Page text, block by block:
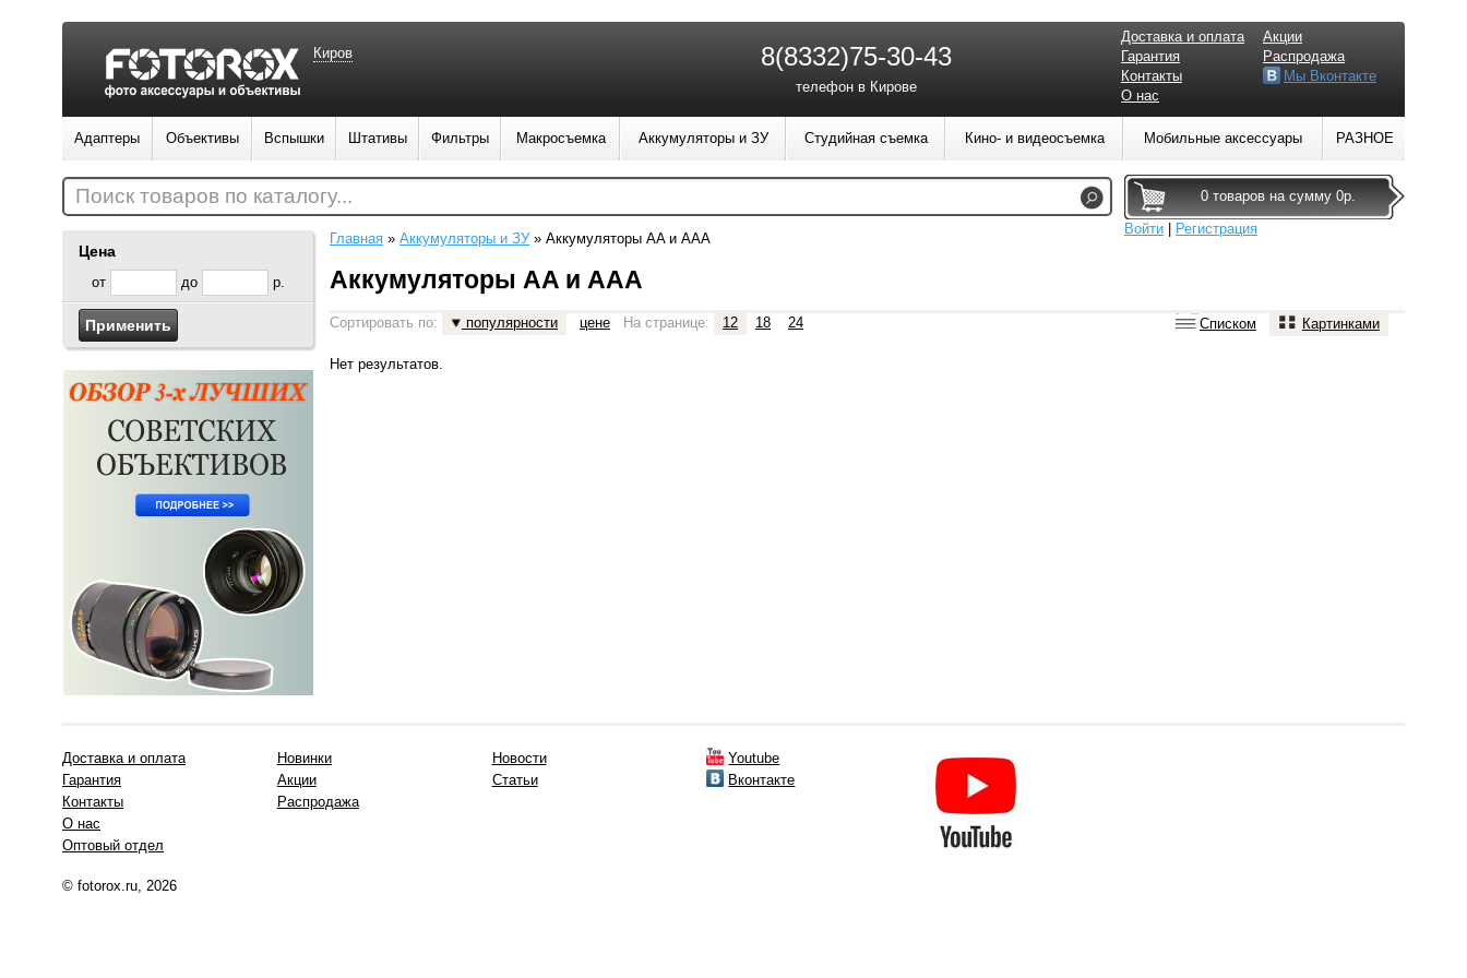
Цена
от до р.
Главная » Аккумуляторы и ЗУ » Аккумуляторы AA и AAA
Аккумуляторы AA и AAA
Сортировать по: популярности цене На странице: 12 18 24 Списком Картинками
Нет результатов.
Киров 8(8332)75-30-43
телефон в Кирове
Доставка и оплата
Гарантия
Контакты
О нас
Акции
Распродажа
Мы Вконтакте
Адаптеры Объективы Вспышки Штативы Фильтры Макросъемка Аккумуляторы и ЗУ Студийная съемка Кино- и видеосъемка Мобильные аксессуары РАЗНОЕ
0 товаров на сумму 0р.
Войти
Регистрация
Поиск товаров по каталогу...
Доставка и оплата
Гарантия
Контакты
О нас
Оптовый отдел
Новинки
Акции
Распродажа
Новости
Статьи
Youtube
Вконтакте
© fotorox.ru, 2026